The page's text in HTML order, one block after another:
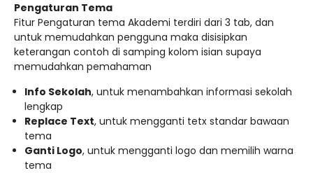
Pengaturan Tema
Fitur Pengaturan tema Akademi terdiri dari 3 tab, dan
untuk memudahkan pengguna maka disisipkan
keterangan contoh di samping kolom isian supaya
memudahkan pemahaman
Info Sekolah, untuk menambahkan informasi sekolah
lengkap
Replace Text, untuk mengganti tetx standar bawaan
tema
Ganti Logo, untuk mengganti logo dan memilih warna
tema